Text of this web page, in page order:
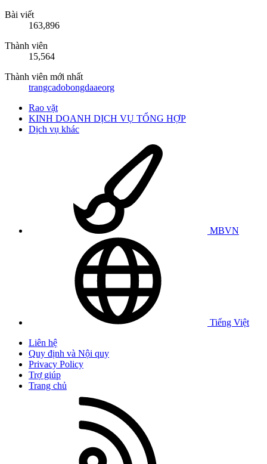
Bài viết
163,896
Thành viên
15,564
Thành viên mới nhất
trangcadobongdaaeorg
Rao vặt
KINH DOANH DỊCH VỤ TỔNG HỢP
Dịch vụ khác
MBVN
Tiếng Việt
Liên hệ
Quy định và Nội quy
Privacy Policy
Trợ giúp
Trang chủ